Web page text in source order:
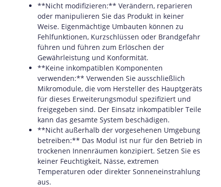
**Nicht modifizieren:** Verändern, reparieren
oder manipulieren Sie das Produkt in keiner
Weise. Eigenmächtige Umbauten können zu
Fehlfunktionen, Kurzschlüssen oder Brandgefahr
führen und führen zum Erlöschen der
Gewährleistung und Konformität.
**Keine inkompatiblen Komponenten
verwenden:** Verwenden Sie ausschließlich
Mikromodule, die vom Hersteller des Hauptgeräts
für dieses Erweiterungsmodul spezifiziert und
freigegeben sind. Der Einsatz inkompatibler Teile
kann das gesamte System beschädigen.
**Nicht außerhalb der vorgesehenen Umgebung
betreiben:** Das Modul ist nur für den Betrieb in
trockenen Innenräumen konzipiert. Setzen Sie es
keiner Feuchtigkeit, Nässe, extremen
Temperaturen oder direkter Sonneneinstrahlung
aus.